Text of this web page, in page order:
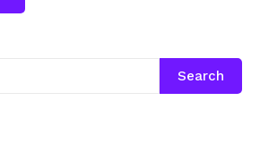
Search